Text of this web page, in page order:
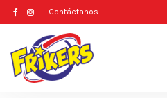
Contáctanos